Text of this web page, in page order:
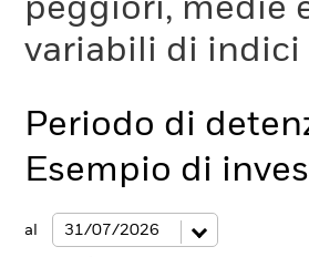
peggiori, medie
variabili di
Periodo di
Esempio di
al